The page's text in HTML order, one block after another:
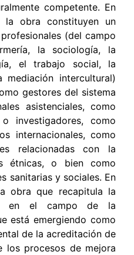
competente. En
la obra constituyen un
(del campo
la sociología, la
el trabajo social, la
intercultural)
gestores del sistema
asistenciales, como
investigadores, como
internacionales, como
relacionadas con la
étnicas, o bien como
sanitarias y sociales. En
obra que recapitula la
en el campo de la
está emergiendo como
de la acreditación de
los procesos de mejora